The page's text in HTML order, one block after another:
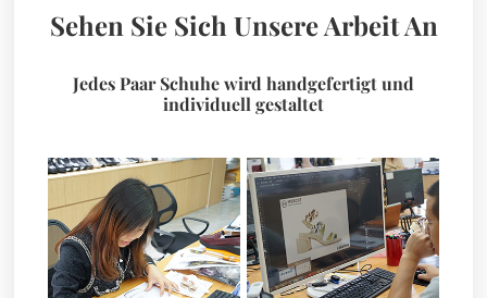
Sehen Sie Sich Unsere Arbeit An
Jedes Paar Schuhe wird handgefertigt und
individuell gestaltet